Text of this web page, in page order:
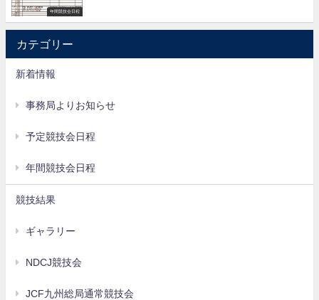
年間競技会日程
カテゴリー
新着情報
事務局よりお知らせ
予定競技会日程
年間競技会日程
競技結果
ギャラリー
NDCJ競技会
JCF九州総局通常競技会